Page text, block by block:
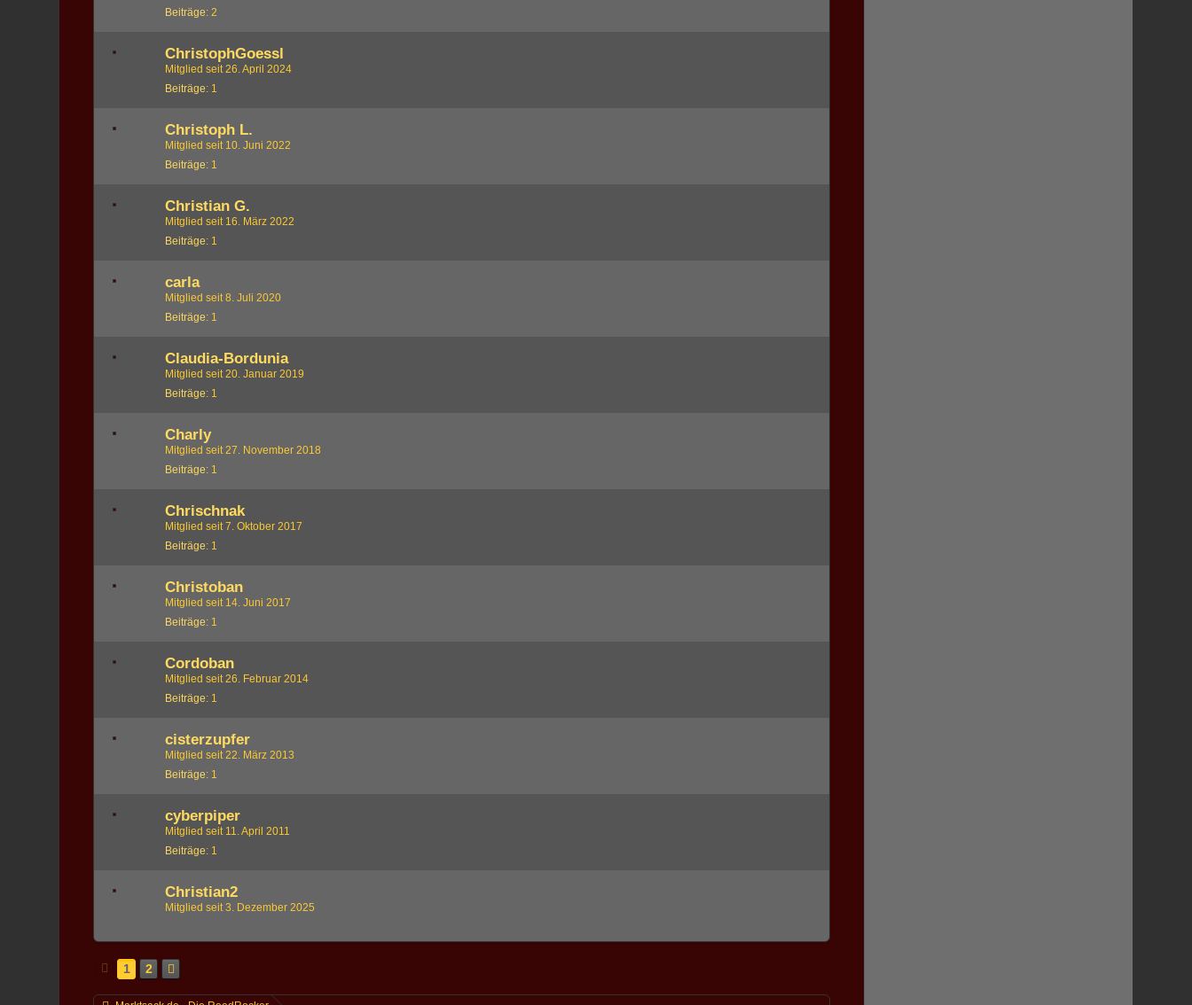
Beiträge 2
ChristophGoessl
Mitglied seit 26. April 2024
Beiträge 1
Christoph L.
Mitglied seit 10. Juni 2022
Beiträge 1
Christian G.
Mitglied seit 16. März 2022
Beiträge 1
carla
Mitglied seit 8. Juli 2020
Beiträge 1
Claudia-Bordunia
Mitglied seit 20. Januar 2019
Beiträge 1
Charly
Mitglied seit 27. November 2018
Beiträge 1
Chrischnak
Mitglied seit 7. Oktober 2017
Beiträge 1
Christoban
Mitglied seit 14. Juni 2017
Beiträge 1
Cordoban
Mitglied seit 26. Februar 2014
Beiträge 1
cisterzupfer
Mitglied seit 22. März 2013
Beiträge 1
cyberpiper
Mitglied seit 11. April 2011
Beiträge 1
Christian2
Mitglied seit 3. Dezember 2025
1 2